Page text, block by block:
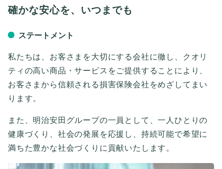
確かな安心を、いつまでも
ステートメント
私たちは、お客さまを大切にする会社に徹し、
クオリ
ティの高い商品・サービスをご提供することにより、
お客さまから信頼される損害保険会社をめざしてまい
ります。
また、明治安田グループの一員として、一人ひとりの
健康づくり、社会の発展を応援し、 持続可能で希望に
満ちた豊かな社会づくりに貢献いたします。